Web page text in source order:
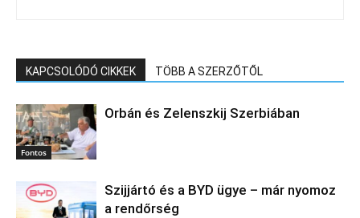
KAPCSOLÓDÓ CIKKEK TÖBB A SZERZŐTŐL
Fontos
Orbán és Zelenszkij Szerbiában
Szijjártó és a BYD ügye – már nyomoz
a rendőrség